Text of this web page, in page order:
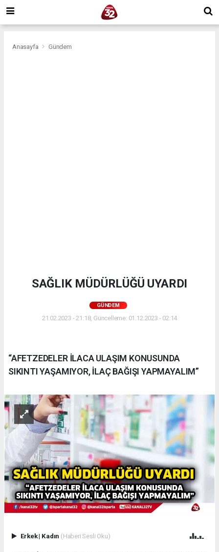
Anasayfa Gündem
SAĞLIK MÜDÜRLÜĞÜ UYARDI
GÜNDEM
21.02.2023 - 21:18, Güncelleme: 01.12.2023 - 02:14
“AFETZEDELER İLACA ULAŞIM KONUSUNDA
SIKINTI YAŞAMIYOR, İLAÇ BAĞIŞI YAPMAYALIM”
Erkek| Kadın (Haberi Sesli Oku)